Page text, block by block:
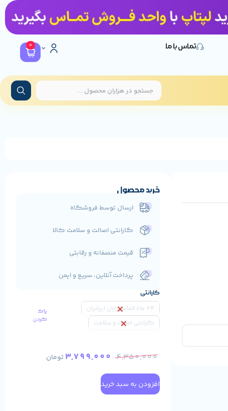
تماس با ما 0
خرید محصول
ارسال توسط فروشگاه
گارانتی اصالت و سلامت کالا
قیمت منصفانه و رقابتی
پرداخت آنلاین، سریع و ایمن
گارانتی
24 ماه الماس رایان ایرانیان
گارانتی اصالت و سلامت
پاک
کردن
4,350,000
3,799,000تومان
افزودن به سبد خرید